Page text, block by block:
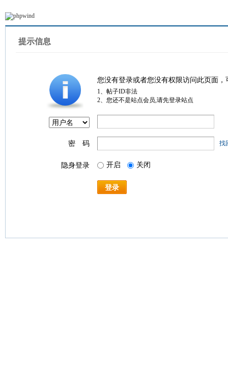
提示信息
您没有登录或者您没有权限访问此页面
1、帖子ID非法
2、您还不是站点会员,请先登录站点
密 码 找
隐身登录 开启 关闭
登录